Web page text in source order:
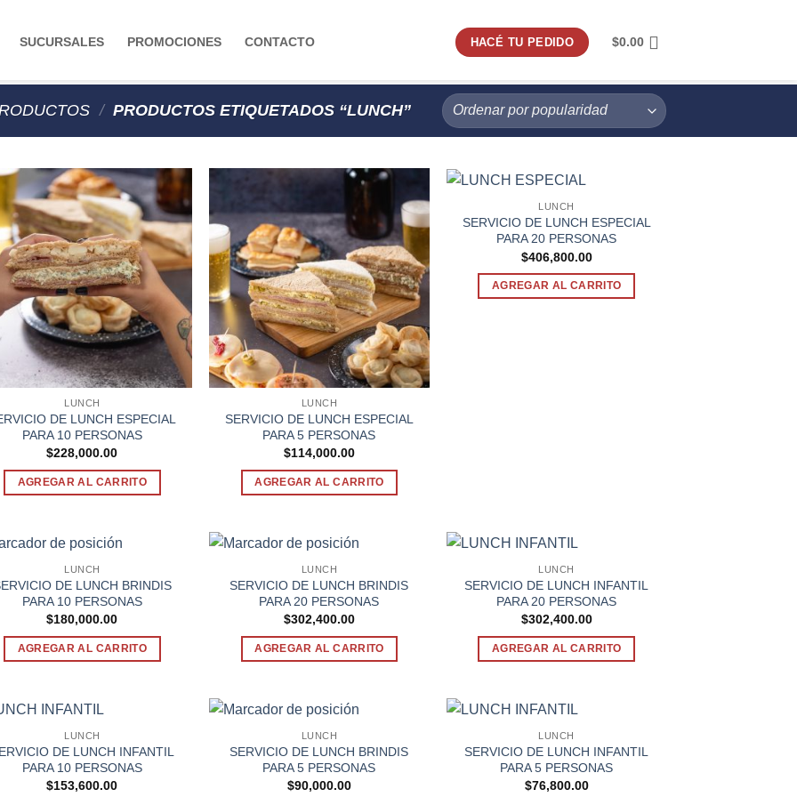
SUCURSALES PROMOCIONES CONTACTO HACÉ TU PEDIDO $0.00
/ PRODUCTOS ETIQUETADOS “LUNCH”
LUNCH
DE LUNCH ESPECIAL
PARA 10 PERSONAS
$228,000.00
AGREGAR AL CARRITO
LUNCH
SERVICIO DE LUNCH ESPECIAL
PARA 5 PERSONAS
$114,000.00
AGREGAR AL CARRITO
LUNCH
SERVICIO DE LUNCH ESPECIAL
PARA 20 PERSONAS
$406,800.00
AGREGAR AL CARRITO
LUNCH
DE LUNCH BRINDIS
PARA 10 PERSONAS
$180,000.00
AGREGAR AL CARRITO
LUNCH
SERVICIO DE LUNCH BRINDIS
PARA 20 PERSONAS
$302,400.00
AGREGAR AL CARRITO
LUNCH
SERVICIO DE LUNCH INFANTIL
PARA 20 PERSONAS
$302,400.00
AGREGAR AL CARRITO
LUNCH
DE LUNCH INFANTIL
PARA 10 PERSONAS
$153,600.00
LUNCH
SERVICIO DE LUNCH BRINDIS
PARA 5 PERSONAS
$90,000.00
LUNCH
SERVICIO DE LUNCH INFANTIL
PARA 5 PERSONAS
$76,800.00